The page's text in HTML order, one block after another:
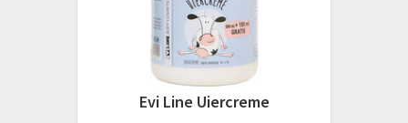
Evi Line Uiercreme